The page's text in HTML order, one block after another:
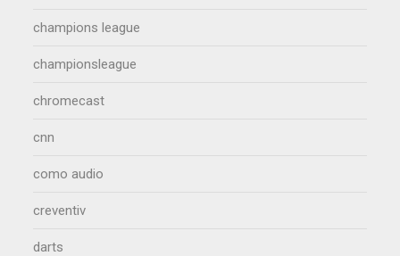
champions league
championsleague
chromecast
cnn
como audio
creventiv
darts